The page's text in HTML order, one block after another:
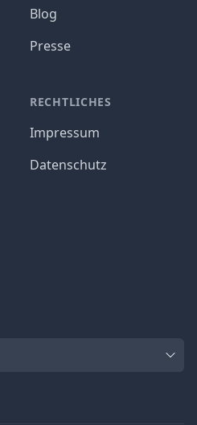
Blog
Presse
RECHTLICHES
Impressum
Datenschutz